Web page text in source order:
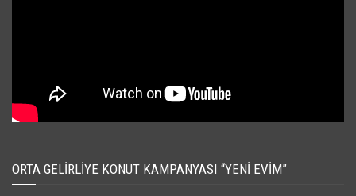
ORTA GELIRLIYE KONUT KAMPANYASI “YENI EVIM”